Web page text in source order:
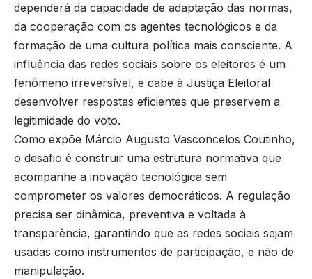
dependerá da capacidade de adaptação das normas,
da cooperação com os agentes tecnológicos e da
formação de uma cultura política mais consciente. A
influência das redes sociais sobre os eleitores é um
fenômeno irreversível, e cabe à Justiça Eleitoral
desenvolver respostas eficientes que preservem a
legitimidade do voto.
Como expõe Márcio Augusto Vasconcelos Coutinho,
o desafio é construir uma estrutura normativa que
acompanhe a inovação tecnológica sem
comprometer os valores democráticos. A regulação
precisa ser dinâmica, preventiva e voltada à
transparência, garantindo que as redes sociais sejam
usadas como instrumentos de participação, e não de
manipulação.